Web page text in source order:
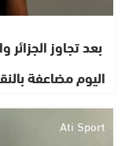
بعد تجاوز
اليوم مضاعفة
Ati Sport